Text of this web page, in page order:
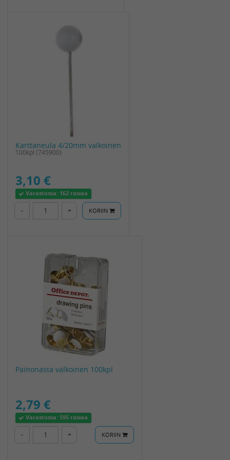
Karttaneula 4/20mm valkoinen
100kpl (745900)
3,10 €
Varastossa: 162 rasiaa
- + KORIIN
Painonasta valkoinen 100kpl
2,79 €
Varastossa:595 rasiaa
- + KORIIN